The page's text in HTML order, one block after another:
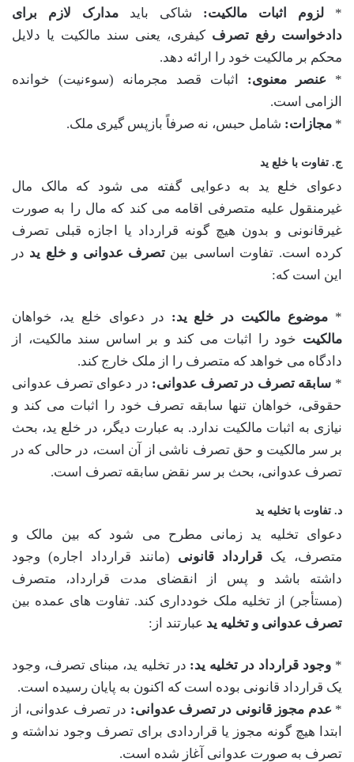
* لزوم اثبات مالکیت: شاکی باید مدارک لازم برای
دادخواست رفع تصرف کیفری، یعنی سند مالکیت یا دلایل
محکم بر مالکیت خود را ارائه دهد.
* عنصر معنوی: اثبات قصد مجرمانه (سوءنیت) خوانده
الزامی است.
* مجازات: شامل حبس، نه صرفاً بازپس گیری ملک.
ج. تفاوت با خلع ید
دعوای خلع ید به دعوایی گفته می شود که مالک مال
غیرمنقول علیه متصرفی اقامه می کند که مال را به صورت
غیرقانونی و بدون هیچ گونه قرارداد یا اجازه قبلی تصرف
کرده است. تفاوت اساسی بین تصرف عدوانی و خلع ید در
این است که:
* موضوع مالکیت در خلع ید: در دعوای خلع ید، خواهان
مالکیت خود را اثبات می کند و بر اساس سند مالکیت، از
دادگاه می خواهد که متصرف را از ملک خارج کند.
* سابقه تصرف در تصرف عدوانی: در دعوای تصرف عدوانی
حقوقی، خواهان تنها سابقه تصرف خود را اثبات می کند و
نیازی به اثبات مالکیت ندارد. به عبارت دیگر، در خلع ید، بحث
بر سر مالکیت و حق تصرف ناشی از آن است، در حالی که در
تصرف عدوانی، بحث بر سر نقض سابقه تصرف است.
د. تفاوت با تخلیه ید
دعوای تخلیه ید زمانی مطرح می شود که بین مالک و
متصرف، یک قرارداد قانونی (مانند قرارداد اجاره) وجود
داشته باشد و پس از انقضای مدت قرارداد، متصرف
(مستأجر) از تخلیه ملک خودداری کند. تفاوت های عمده بین
تصرف عدوانی و تخلیه ید عبارتند از:
* وجود قرارداد در تخلیه ید: در تخلیه ید، مبنای تصرف، وجود
یک قرارداد قانونی بوده است که اکنون به پایان رسیده است.
*عدم مجوز قانونی در تصرف عدوانی: در تصرف عدوانی، از
ابتدا هیچ گونه مجوز یا قراردادی برای تصرف وجود نداشته و
تصرف به صورت عدوانی آغاز شده است.